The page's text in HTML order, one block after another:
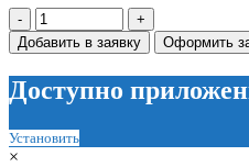
Количество
товара
Цепь
роликовая
огибная.
пары
Добавить в заявку Оформить
Доступно
Установить
×